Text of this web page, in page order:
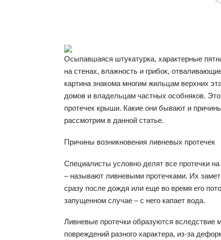
Осыпавшаяся штукатурка, характерные
на стенах, влажность и грибок,
картина знакома многим жильцам верхних
домов и владельцам частных особняков.
протечек крыши. Какие они бывают и
рассмотрим в данной статье.
Причины возникновения ливневых протечек
Специалисты условно делят все протечки
– называют ливневыми протечками. Их
сразу после дождя или еще во время его
запущенном случае – с него капает вода.
Ливневые протечки образуются вследствие
повреждений разного характера, из-за